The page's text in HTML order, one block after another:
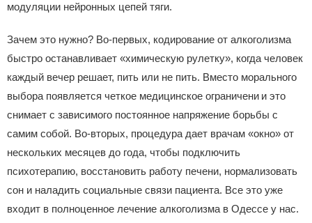
модуляции нейронных цепей тяги.
Зачем это нужно? Во‑первых, кодирование от алкоголизма
быстро останавливает «химическую рулетку», когда человек
каждый вечер решает, пить или не пить. Вместо морального
выбора появляется четкое медицинское ограничени и это
снимает с зависимого постоянное напряжение борьбы с
самим собой. Во‑вторых, процедура дает врачам «окно» от
нескольких месяцев до года, чтобы подключить
психотерапию, восстановить работу печени, нормализовать
сон и наладить социальные связи пациента. Все это уже
входит в полноценное лечение алкоголизма в Одессе у нас.